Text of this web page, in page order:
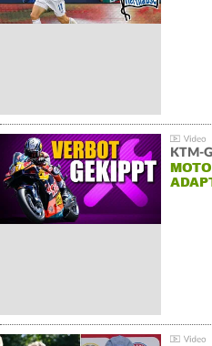
KTM-